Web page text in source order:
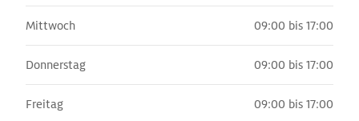
Mittwoch 09:00 bis 17:00
Donnerstag 09:00 bis 17:00
Freitag 09:00 bis 17:00